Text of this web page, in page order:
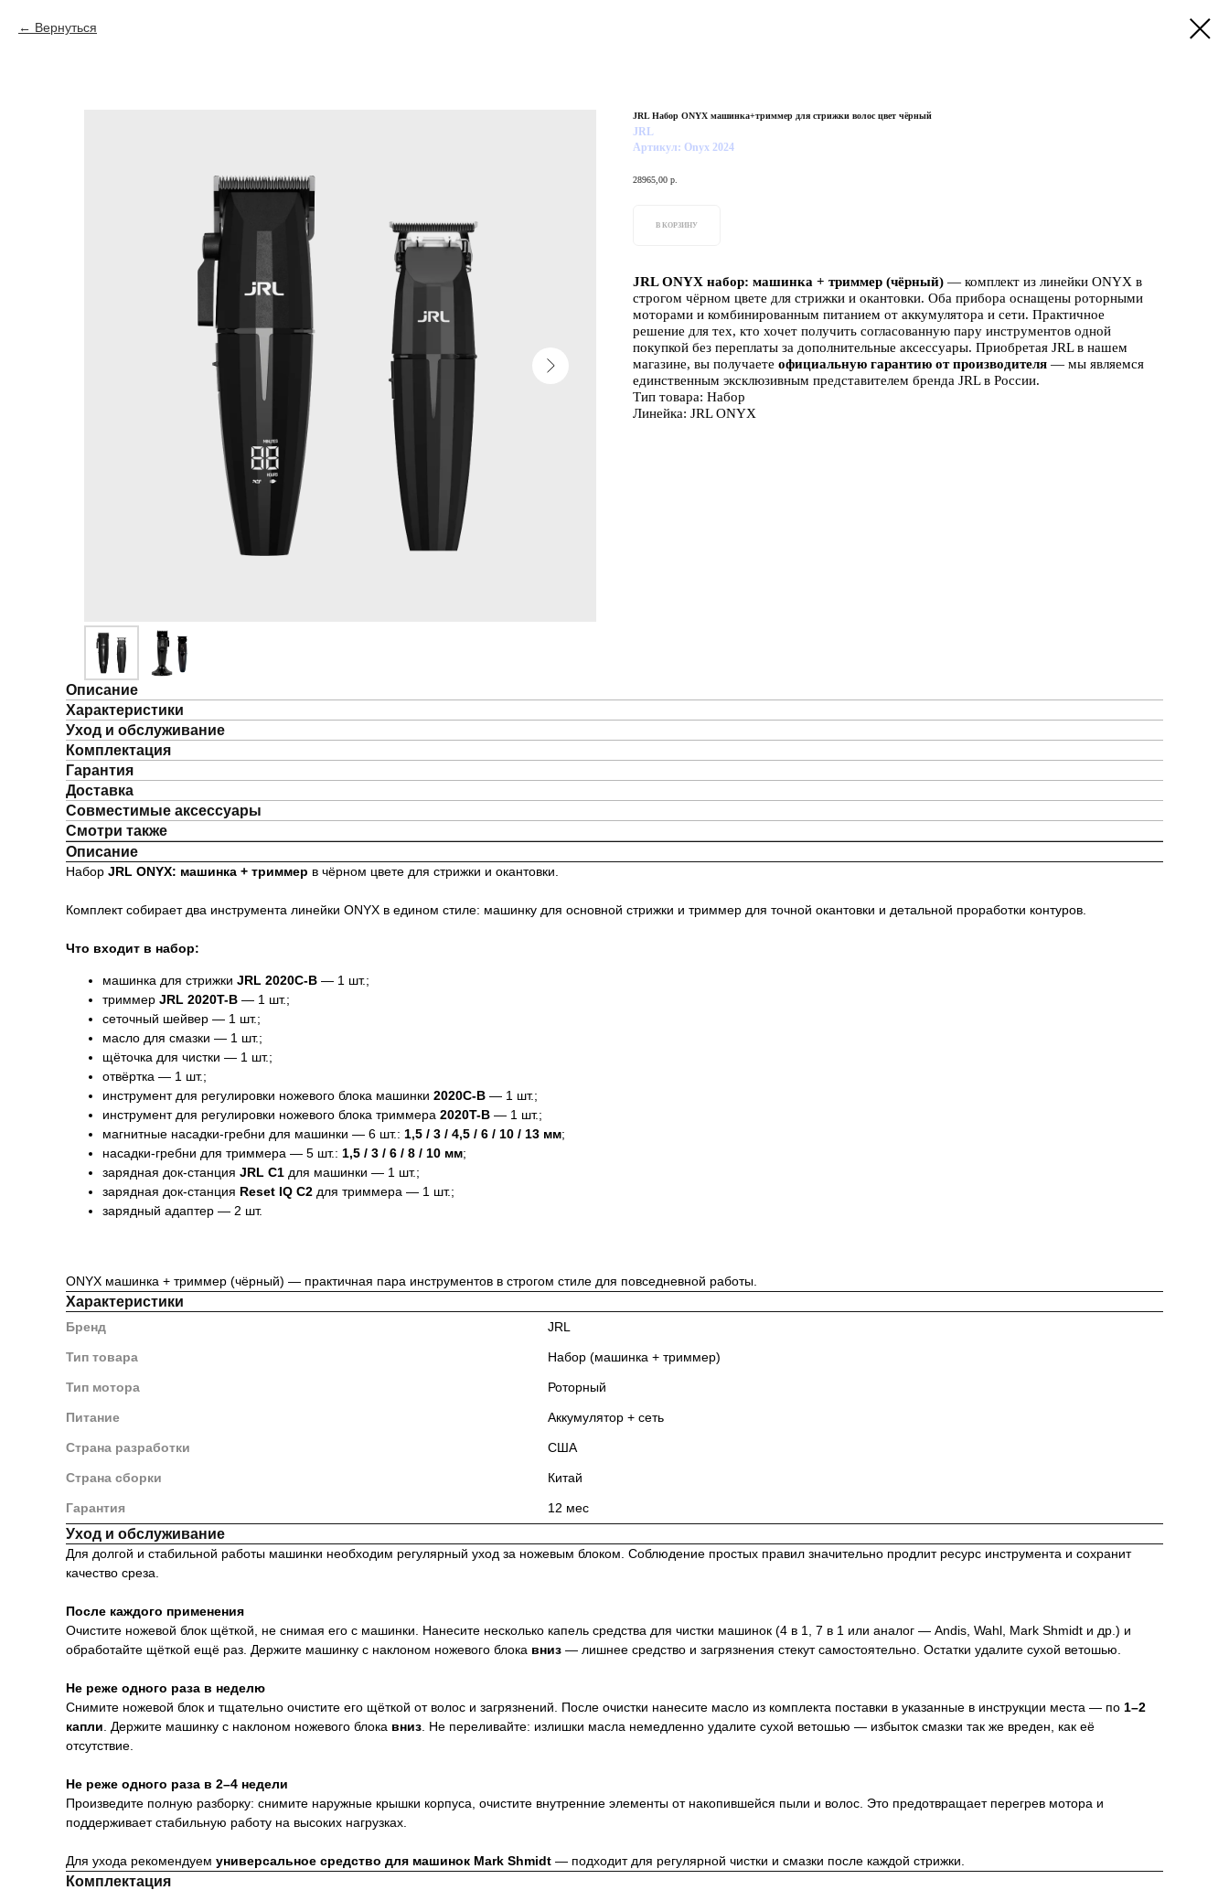
Вернуться
JRL Набор ONYX машинка+триммер для стрижки волос цвет чёрный
JRL
Артикул: Onyx 2024
28965,00 р.
В КОРЗИНУ
JRL ONYX набор: машинка + триммер (чёрный) — комплект из линейки ONYX в
строгом чёрном цвете для стрижки и окантовки. Оба прибора оснащены роторными
моторами и комбинированным питанием от аккумулятора и сети. Практичное
решение для тех, кто хочет получить согласованную пару инструментов одной
покупкой без переплаты за дополнительные аксессуары. Приобретая JRL в нашем
магазине, вы получаете официальную гарантию от производителя — мы являемся
единственным эксклюзивным представителем бренда JRL в России.
Тип товара: Набор
Линейка: JRL ONYX
Описание
Характеристики
Уход и обслуживание
Комплектация
Гарантия
Доставка
Совместимые аксессуары
Смотри также
Описание
Набор JRL ONYX: машинка + триммер в чёрном цвете для стрижки и окантовки.
Комплект собирает два инструмента линейки ONYX в едином стиле: машинку для основной стрижки и триммер для точной окантовки и детальной проработки контуров.
Что входит в набор:
машинка для стрижки JRL 2020C-B — 1 шт.;
триммер JRL 2020T-B — 1 шт.;
сеточный шейвер — 1 шт.;
масло для смазки — 1 шт.;
щёточка для чистки — 1 шт.;
отвёртка — 1 шт.;
инструмент для регулировки ножевого блока машинки 2020C-B — 1 шт.;
инструмент для регулировки ножевого блока триммера 2020T-B — 1 шт.;
магнитные насадки-гребни для машинки — 6 шт.: 1,5 / 3 / 4,5 / 6 / 10 / 13 мм;
насадки-гребни для триммера — 5 шт.: 1,5 / 3 / 6 / 8 / 10 мм;
зарядная док-станция JRL C1 для машинки — 1 шт.;
зарядная док-станция Reset IQ C2 для триммера — 1 шт.;
зарядный адаптер — 2 шт.
ONYX машинка + триммер (чёрный) — практичная пара инструментов в строгом стиле для повседневной работы.
Характеристики
Бренд JRL
Тип товара Набор (машинка + триммер)
Тип мотора Роторный
Питание Аккумулятор + сеть
Страна разработки США
Страна сборки Китай
Гарантия 12 мес
Уход и обслуживание
Для долгой и стабильной работы машинки необходим регулярный уход за ножевым блоком. Соблюдение простых правил значительно продлит ресурс инструмента и сохранит
качество среза.
После каждого применения
Очистите ножевой блок щёткой, не снимая его с машинки. Нанесите несколько капель средства для чистки машинок (4 в 1, 7 в 1 или аналог — Andis, Wahl, Mark Shmidt и др.) и
обработайте щёткой ещё раз. Держите машинку с наклоном ножевого блока вниз — лишнее средство и загрязнения стекут самостоятельно. Остатки удалите сухой ветошью.
Не реже одного раза в неделю
Снимите ножевой блок и тщательно очистите его щёткой от волос и загрязнений. После очистки нанесите масло из комплекта поставки в указанные в инструкции места — по 1–2
капли . Держите машинку с наклоном ножевого блока вниз . Не переливайте: излишки масла немедленно удалите сухой ветошью — избыток смазки так же вреден, как её
отсутствие.
Не реже одного раза в 2–4 недели
Произведите полную разборку: снимите наружные крышки корпуса, очистите внутренние элементы от накопившейся пыли и волос. Это предотвращает перегрев мотора и
поддерживает стабильную работу на высоких нагрузках.
Для ухода рекомендуем универсальное средство для машинок Mark Shmidt — подходит для регулярной чистки и смазки после каждой стрижки.
Комплектация